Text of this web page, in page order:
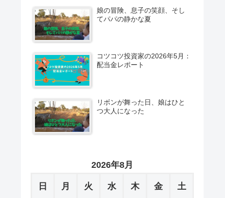
娘の冒険、息子の笑顔、そし
てパパの静かな夏
コツコツ投資家の2026年5月：
配当金レポート
リボンが舞った日、娘はひと
つ大人になった
2026年8月
日 月 火 水 木 金 土